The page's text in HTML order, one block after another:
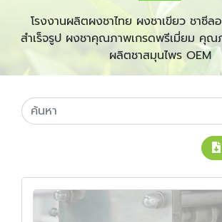
โรงงานผลิตผงชาไทย ผงชาเขียว ชาซีล
สำเร็จรูป ผงชาคุณภาพเกรดพรีเมี่ยม คุ
ผลิตชาสมุนไพร OEM